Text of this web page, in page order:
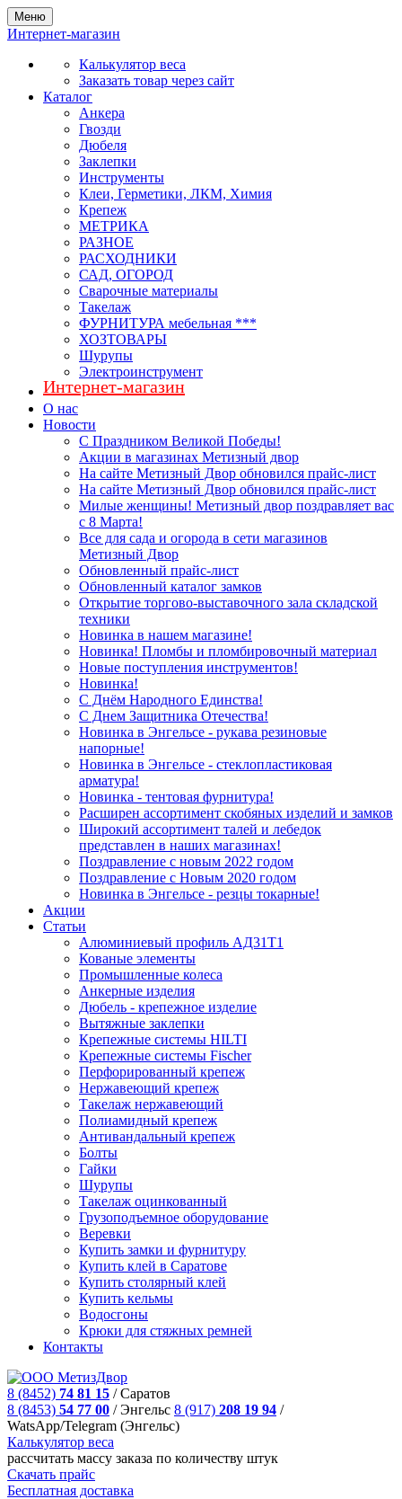
Меню
Интернет-магазин
Калькулятор веса
Заказать товар через сайт
Каталог
Анкера
Гвозди
Дюбеля
Заклепки
Инструменты
Клеи, Герметики, ЛКМ, Химия
Крепеж
МЕТРИКА
РАЗНОЕ
РАСХОДНИКИ
САД, ОГОРОД
Сварочные материалы
Такелаж
ФУРНИТУРА мебельная ***
ХОЗТОВАРЫ
Шурупы
Электроинструмент
Интернет-магазин
О нас
Новости
С Праздником Великой Победы!
Акции в магазинах Метизный двор
На сайте Метизный Двор обновился прайс-лист
На сайте Метизный Двор обновился прайс-лист
Милые женщины! Метизный двор поздравляет вас
с 8 Марта!
Все для сада и огорода в сети магазинов
Метизный Двор
Обновленный прайс-лист
Обновленный каталог замков
Открытие торгово-выставочного зала складской
техники
Новинка в нашем магазине!
Новинка! Пломбы и пломбировочный материал
Новые поступления инструментов!
Новинка!
С Днём Народного Единства!
С Днем Защитника Отечества!
Новинка в Энгельсе - рукава резиновые
напорные!
Новинка в Энгельсе - стеклопластиковая
арматура!
Новинка - тентовая фурнитура!
Расширен ассортимент скобяных изделий и замков
Широкий ассортимент талей и лебедок
представлен в наших магазинах!
Поздравление с новым 2022 годом
Поздравление с Новым 2020 годом
Новинка в Энгельсе - резцы токарные!
Акции
Статьи
Алюминиевый профиль АД31Т1
Кованые элементы
Промышленные колеса
Анкерные изделия
Дюбель - крепежное изделие
Вытяжные заклепки
Крепежные системы HILTI
Крепежные системы Fischer
Перфорированный крепеж
Нержавеющий крепеж
Такелаж нержавеющий
Полиамидный крепеж
Антивандальный крепеж
Болты
Гайки
Шурупы
Такелаж оцинкованный
Грузоподъемное оборудование
Веревки
Купить замки и фурнитуру
Купить клей в Саратове
Купить столярный клей
Купить кельмы
Водосгоны
Крюки для стяжных ремней
Контакты
8 (8452) 74 81 15 /Саратов
8 (8453) 54 77 00 /Энгельс 8 (917) 208 19 94 /
WatsApp/Telegram (Энгельс)
Калькулятор веса
рассчитать массу заказа по количеству штук
Скачать прайс
Бесплатная доставка